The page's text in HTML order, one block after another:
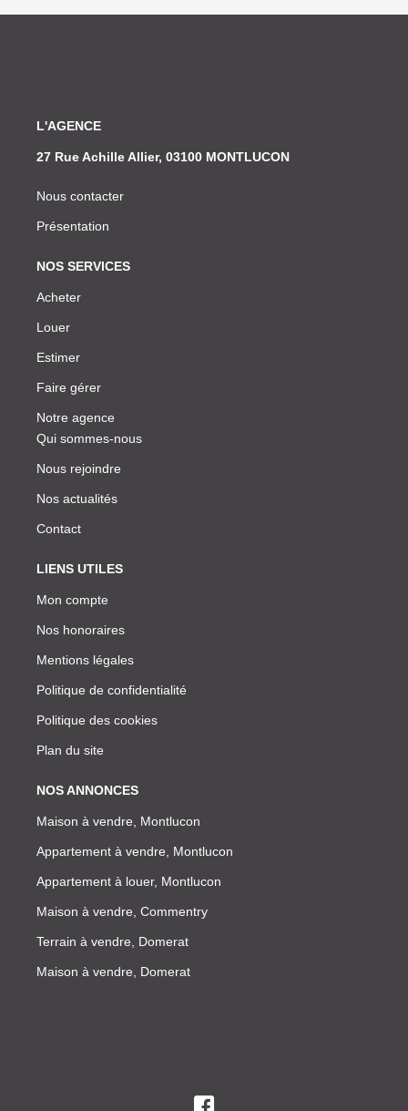
L'AGENCE
27 Rue Achille Allier, 03100 MONTLUCON
Nous contacter
Présentation
NOS SERVICES
Acheter
Louer
Estimer
Faire gérer
Notre agence
Qui sommes-nous
Nous rejoindre
Nos actualités
Contact
LIENS UTILES
Mon compte
Nos honoraires
Mentions légales
Politique de confidentialité
Politique des cookies
Plan du site
NOS ANNONCES
Maison à vendre, Montlucon
Appartement à vendre, Montlucon
Appartement à louer, Montlucon
Maison à vendre, Commentry
Terrain à vendre, Domerat
Maison à vendre, Domerat